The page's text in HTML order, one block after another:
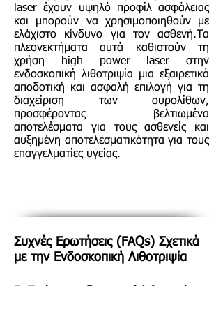
laser έχουν υψηλό προφίλ ασφάλειας
και μπορούν να χρησιμοποιηθούν με
ελάχιστο κίνδυνο για τον ασθενή.Τα
πλεονεκτήματα αυτά καθιστούν τη
χρήση high power laser στην
ενδοσκοπική λιθοτριψία μια εξαιρετικά
αποδοτική και ασφαλή επιλογή για τη
διαχείριση των ουρολίθων,
προσφέροντας βελτιωμένα
αποτελέσματα για τους ασθενείς και
αυξημένη αποτελεσματικότητα για τους
επαγγελματίες υγείας.
Συχνές Ερωτήσεις (FAQs) Σχετικά
με την Ενδοσκοπική Λιθοτριψία